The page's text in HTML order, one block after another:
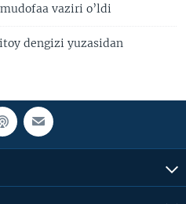
vaziri o’ldi
dengizi yuzasidan